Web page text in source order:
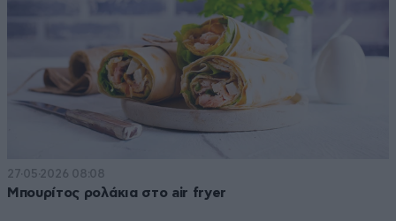
27·05·2026 08:08
Μπουρίτος ρολάκια στο air fryer